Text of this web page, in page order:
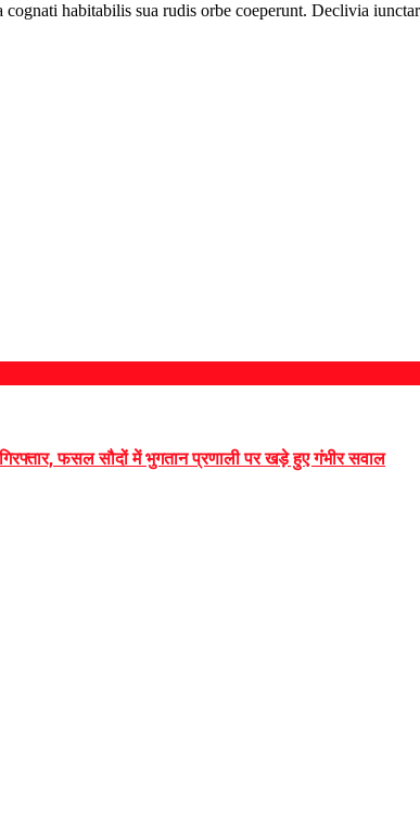
habitabilis sua rudis orbe coeperunt. Declivia
फसल सौदों में भुगतान प्रणाली पर खड़े हुए गंभीर सवाल